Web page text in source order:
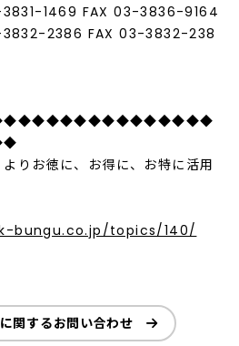
1469 FAX 03-3836-9164
2386 FAX 03-3832-238
りお徳に、お得に、お特に活用
bungu.co.jp/topics/140/
関するお問い合わせ